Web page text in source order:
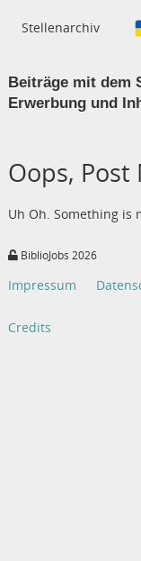
Stellenarchiv
Beiträge mit dem
Erwerbung und
Oops, Post
Uh Oh. Something is
BiblioJobs 2026
Impressum
Credits